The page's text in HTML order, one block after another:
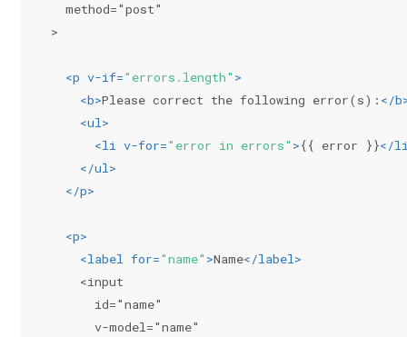
  method="post"
>
<p v-if="errors.length" >
<b>Please correct the following error(s): </b
<ul>
<li v-for="error in errors" >{{ error }}</
</ul>
</p>
<p>
<label for="name" >Name</label>
    <input
      id="name"
      v-model="name"